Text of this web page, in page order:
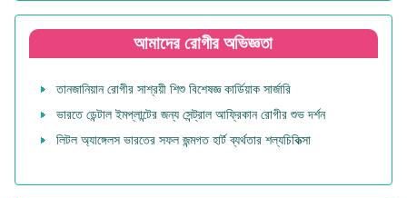
আমাদের রোগীর অভিজ্ঞতা
তানজানিয়ান রোগীর সাশ্রয়ী শিশু বিশেষজ্ঞ কার্ডিয়াক সার্জারি
ভারতে ডেন্টাল ইমপ্লান্টের জন্য সেন্ট্রাল আফ্রিকান রোগীর শুভ দর্শন
লিটল অ্যাঙ্গেলস ভারতের সফল জন্মগত হার্ট ব্যর্থতার শল্যচিকিত্সা